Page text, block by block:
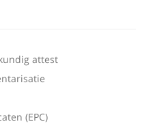
attest
(EPC)